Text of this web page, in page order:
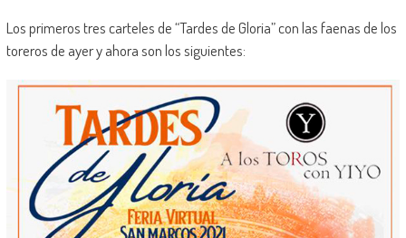
Los primeros tres carteles de “Tardes de Gloria” con las faenas de los
toreros de ayer y ahora son los siguientes: